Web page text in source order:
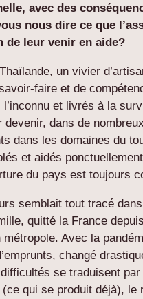
avec des
nous dire ce que
de leur venir en aide?
un vivier
faire et de
et livrés à la
dans de
dans les domaines du
et aidés
du pays est toujours
semblait tout tracé
quitté la France
métropole. Avec la
changé
se traduisent par
qui se produit déjà), le